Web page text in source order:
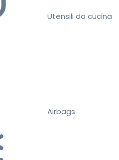
Utensili da cucina
Airbags